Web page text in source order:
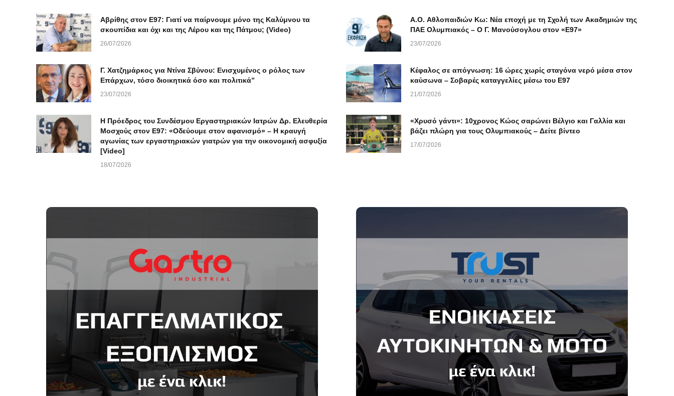
Αβρίθης στον Ε97: Γιατί να παίρνουμε μόνο της Καλύμνου τα
σκουπίδια και όχι και της Λέρου και της Πάτμου; (Video)
26/07/2026
Α.Ο. Αθλοπαιδιών Κω: Νέα εποχή με τη Σχολή των Ακαδημιών της
ΠΑΕ Ολυμπιακός – Ο Γ. Μανούσογλου στον «Ε97»
23/07/2026
Γ. Χατζημάρκος για Ντίνα Σβύνου: Ενισχυμένος ο ρόλος των
Επάρχων, τόσο διοικητικά όσο και πολιτικά”
23/07/2026
Κέφαλος σε απόγνωση: 16 ώρες χωρίς σταγόνα νερό μέσα στον
καύσωνα – Σοβαρές καταγγελίες μέσω του Ε97
21/07/2026
Η Πρόεδρος του Συνδέσμου Εργαστηριακών Ιατρών Δρ. Ελευθερία
Μοσχούς στον Ε97: «Οδεύουμε στον αφανισμό» – Η κραυγή
αγωνίας των εργαστηριακών γιατρών για την οικονομική ασφυξία
[Video]
18/07/2026
«Χρυσό γάντι»: 10χρονος Κώος σαρώνει Βέλγιο και Γαλλία και
βάζει πλώρη για τους Ολυμπιακούς – Δείτε βίντεο
17/07/2026